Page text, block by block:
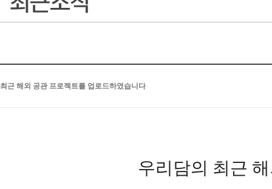
최근 해외 공관 프로젝트를 업로드하였습니다
우리담의 최근